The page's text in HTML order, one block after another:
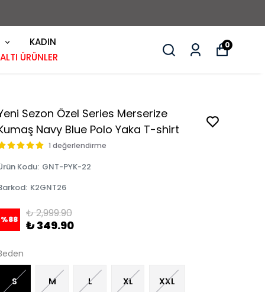
KADIN
ÜRÜNLER
0
Sezon Özel Series Merserize
Navy Blue Polo Yaka T-shirt
1 değerlendirme
Kodu: GNT-PYK-22
: K2GNT26
%88 ₺ 2,999.90
₺ 349.90
S M L XL XXL